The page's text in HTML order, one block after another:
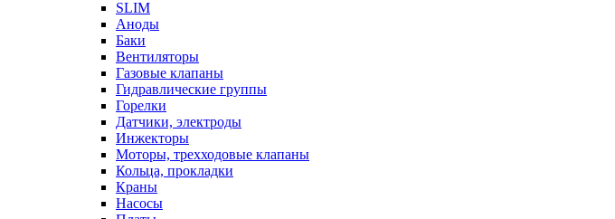
SLIM
Аноды
Баки
Вентиляторы
Газовые клапаны
Гидравлические группы
Горелки
Датчики, электроды
Инжекторы
Моторы, трехходовые клапаны
Кольца, прокладки
Краны
Насосы